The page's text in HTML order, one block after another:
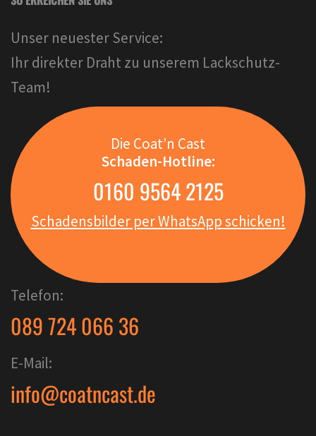
Unser neuester Service:
Ihr direkter Draht zu unserem Lackschutz-
Team!
Die Coat’n Cast
Schaden-Hotline:
0160 9564 2125
Schadensbilder per WhatsApp schicken!
Telefon:
089 724 066 36
E-Mail:
info@coatncast.de